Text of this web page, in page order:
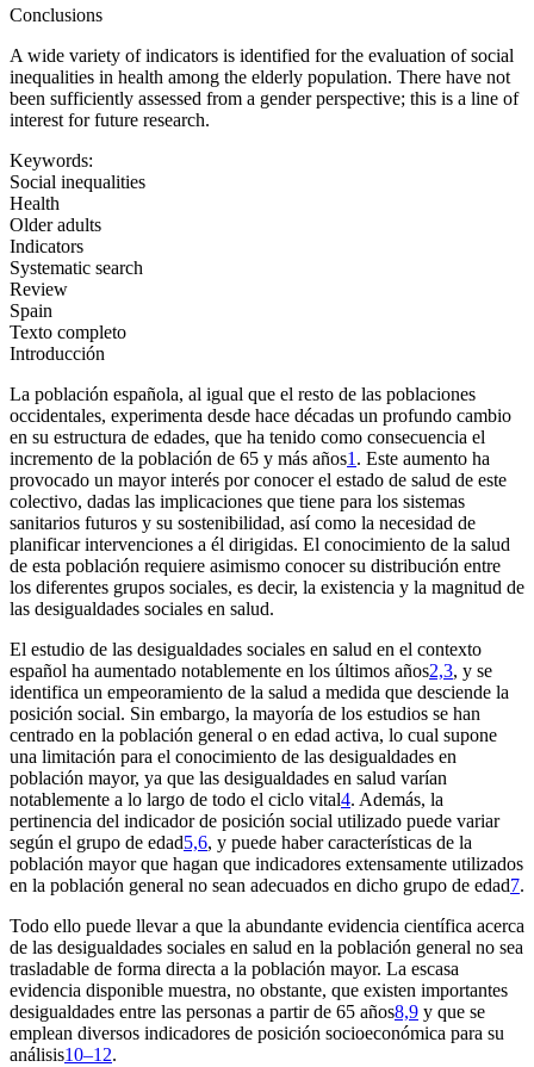
Conclusions
A wide variety of indicators is identified for the evaluation of social
inequalities in health among the elderly population. There have not
been sufficiently assessed from a gender perspective; this is a line of
interest for future research.
Keywords:
Social inequalities
Health
Older adults
Indicators
Systematic search
Review
Spain
Texto completo
Introducción
La población española, al igual que el resto de las poblaciones
occidentales, experimenta desde hace décadas un profundo cambio
en su estructura de edades, que ha tenido como consecuencia el
incremento de la población de 65 y más años1 . Este aumento ha
provocado un mayor interés por conocer el estado de salud de este
colectivo, dadas las implicaciones que tiene para los sistemas
sanitarios futuros y su sostenibilidad, así como la necesidad de
planificar intervenciones a él dirigidas. El conocimiento de la salud
de esta población requiere asimismo conocer su distribución entre
los diferentes grupos sociales, es decir, la existencia y la magnitud de
las desigualdades sociales en salud.
El estudio de las desigualdades sociales en salud en el contexto
español ha aumentado notablemente en los últimos años2,3, y se
identifica un empeoramiento de la salud a medida que desciende la
posición social. Sin embargo, la mayoría de los estudios se han
centrado en la población general o en edad activa, lo cual supone
una limitación para el conocimiento de las desigualdades en
población mayor, ya que las desigualdades en salud varían
notablemente a lo largo de todo el ciclo vital4. Además, la
pertinencia del indicador de posición social utilizado puede variar
según el grupo de edad5,6, y puede haber características de la
población mayor que hagan que indicadores extensamente utilizados
en la población general no sean adecuados en dicho grupo de edad7.
Todo ello puede llevar a que la abundante evidencia científica acerca
de las desigualdades sociales en salud en la población general no sea
trasladable de forma directa a la población mayor. La escasa
evidencia disponible muestra, no obstante, que existen importantes
desigualdades entre las personas a partir de 65 años8,9 y que se
emplean diversos indicadores de posición socioeconómica para su
análisis10–12.